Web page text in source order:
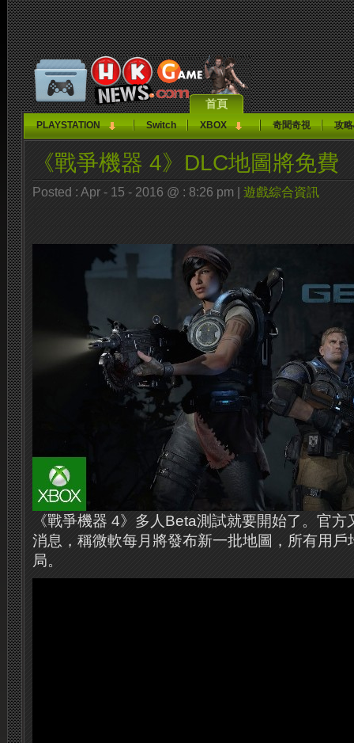
首頁
PLAYSTATION Switch XBOX 奇聞奇視 攻
《戰爭機器 4》DLC地圖將免費
Posted : Apr - 15 - 2016 @ : 8:26 pm | 遊戲綜合資訊
《戰爭機器 4》多人Beta測試就要開始了。官
消息，稱微軟每月將發布新一批地圖，所有用戶
局。